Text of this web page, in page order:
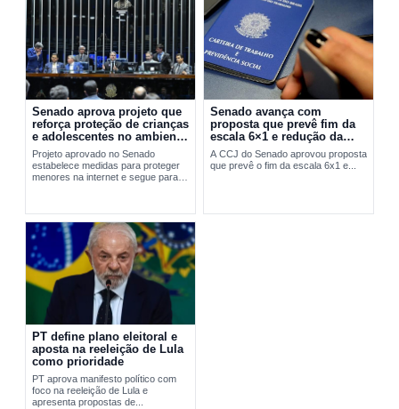
Senado aprova projeto que
reforça proteção de crianças
e adolescentes no ambiente
digital
Projeto aprovado no Senado
estabelece medidas para proteger
menores na internet e segue para
Senado avança com
proposta que prevê fim da
escala 6×1 e redução da
jornada de trabalho
A CCJ do Senado aprovou proposta
que prevê o fim da escala 6x1 e...
PT define plano eleitoral e
aposta na reeleição de Lula
como prioridade
PT aprova manifesto político com
foco na reeleição de Lula e
apresenta propostas de...